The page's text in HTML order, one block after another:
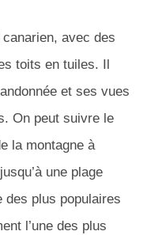
avec des
toits en tuiles. Il
et ses vues
On peut suivre le
la montagne à
une plage
des plus populaires
l’une des plus